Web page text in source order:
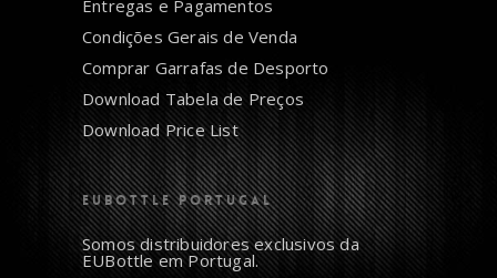
Entregas e Pagamentos
Condições Gerais de Venda
Comprar Garrafas de Desporto
Download Tabela de Preços
Download Price List
EUBOTTLE PORTUGAL
Somos distribuidores exclusivos da
EUBottle em Portugal.